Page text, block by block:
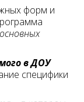
форм и
в ДОУ
специфики